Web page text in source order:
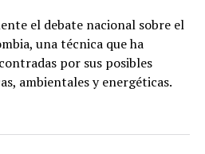
el debate nacional sobre el
una técnica que ha
por sus posibles
ambientales y energéticas.